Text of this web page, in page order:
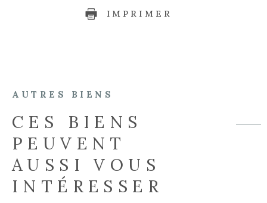
IMPRIMER
AUTRES BIENS
CES BIENS
PEUVENT
AUSSI VOUS
INTÉRESSER